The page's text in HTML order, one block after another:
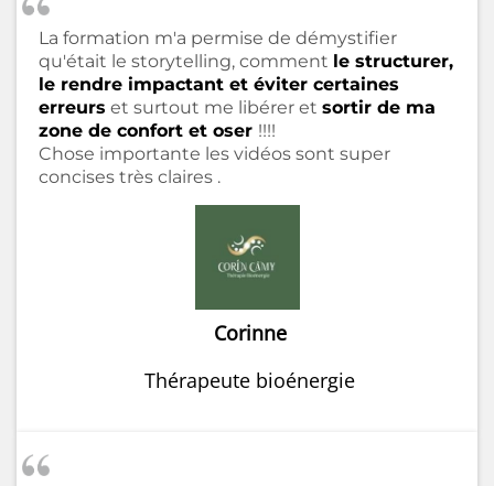
La formation m'a permise de démystifier
qu'était le storytelling, comment le structurer,
le rendre impactant et éviter certaines
erreurs et surtout me libérer et sortir de ma
zone de confort et oser !!!!
Chose importante les vidéos sont super
concises très claires .
Corinne
Thérapeute bioénergie